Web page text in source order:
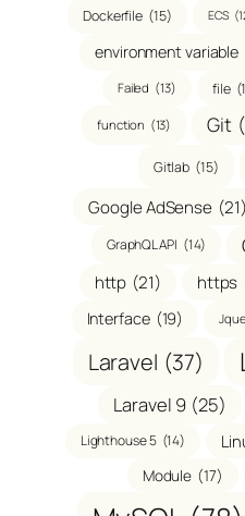
Dockerfile (15) ECS
environment variable
Failed (13) file
function (13) Git
Gitlab (15)
Google AdSense (21)
GraphQL API (14)
http (21) https
Interface (19)
Laravel (37)
Laravel 9 (25)
Lighthouse 5 (14)
Module (17)